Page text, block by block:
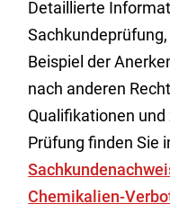
Detaillierte
Beispiel der
nach anderen
Qualifikationen
Prüfung finden Sie
Chemikalien-